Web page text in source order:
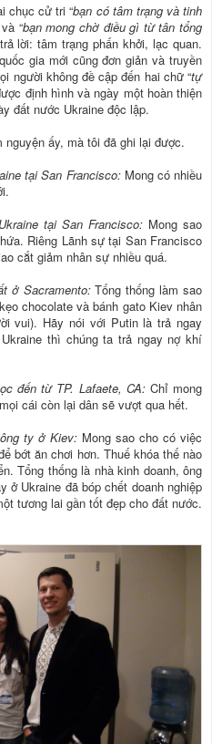
chục cử tri “bạn có tâm trạng và tinh
“bạn mong chờ điều gì từ tân tổng
lời: tâm trạng phấn khởi, lạc quan.
gia mới cũng đơn giản và truyền
người không đề cập đến hai chữ “tự
định hình và ngày một hoàn thiện
đất nước Ukraine độc lập.
ấy, mà tôi đã ghi lại được.
tại San Francisco:Mong có nhiều
tại San Francisco:Mong sao
Riêng Lãnh sự tại San Francisco
cắt giảm nhân sự nhiều quá.
ở Sacramento:Tống thống làm sao
chocolate và bánh gato Kiev nhân
vui). Hãy nói với Putin là trả ngay
thì chúng ta trả ngay nợ khí
đến từ TP. Lafaete, CA:Chỉ mong
cái còn lại dân sẽ vượt qua hết.
ty ở Kiev: Mong sao cho có việc
bớt ăn chơi hơn. Thuế khóa thế nào
Tổng thống là nhà kinh doanh, ông
ở Ukraine đã bóp chết doanh nghiệp
tương lai gần tốt đẹp cho đất nước.